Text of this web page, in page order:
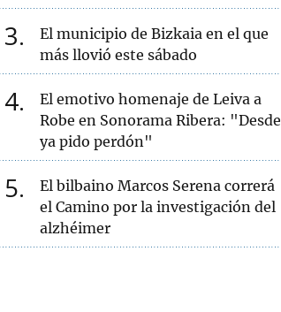
3
El municipio de Bizkaia en el que
más llovió este sábado
4
El emotivo homenaje de Leiva a
Robe en Sonorama Ribera: "Desde
ya pido perdón"
5
El bilbaino Marcos Serena correrá
el Camino por la investigación del
alzhéimer